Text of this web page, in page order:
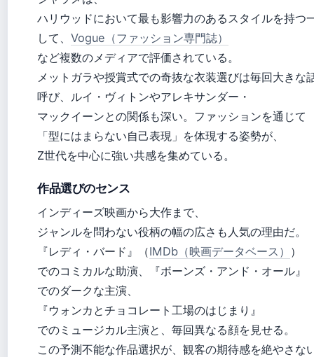
ハリウッドにおいて最も影響力のあるスタイルを持つ
して、 Vogue（ファッション専門誌）
など複数のメディアで評価されている。
メットガラや授賞式での奇抜な衣装選びは毎回大きな
呼び、ルイ・ヴィトンやアレキサンダー・
マックイーンとの関係も深い。ファッションを通じて
「型にはまらない自己表現」を体現する姿勢が、
Z世代を中心に強い共感を集めている。
作品選びのセンス
インディーズ映画から大作まで、
ジャンルを問わない役柄の幅の広さも人気の理由だ。
『レディ・バード』（IMDb（映画データベース） ）
でのコミカルな助演、『ボーンズ・アンド・オール』
でのダークな主演、
『ウォンカとチョコレート工場のはじまり』
でのミュージカル主演と、毎回異なる顔を見せる。
この予測不能な作品選択が、観客の期待感を絶やさな